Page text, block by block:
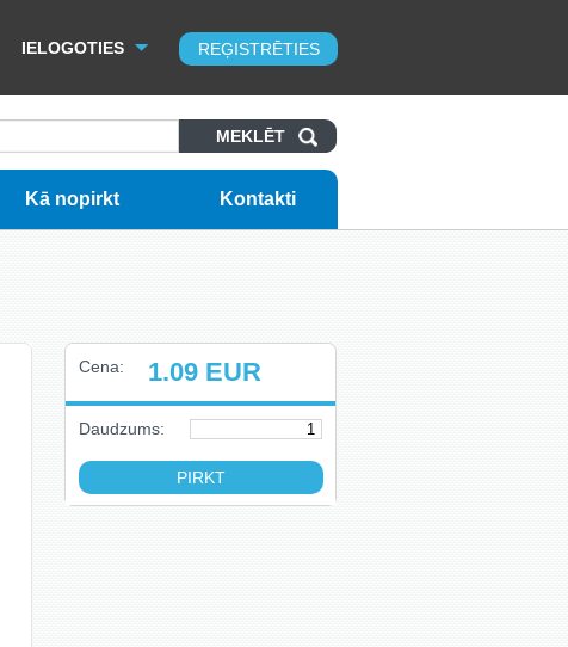
IELOGOTIES REĢISTRĒTIES
Kā nopirkt Kontakti
Cena: 1.09 EUR
Daudzums: